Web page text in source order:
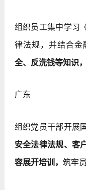
组织员工集中学习
律法规，并结合金
全、反洗钱等知识，
广东
组织党员干部开展
安全法律法规、客
容展开培训， 筑牢